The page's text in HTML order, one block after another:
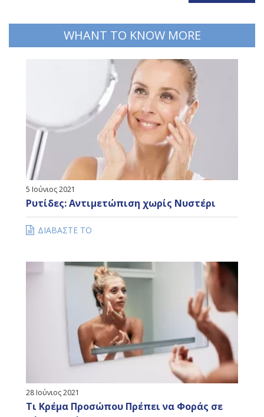
WHANT TO KNOW MORE
5 Ιούνιος 2021
Ρυτίδες: Αντιμετώπιση χωρίς Νυστέρι
ΔΙΑΒΑΣΤΕ ΤΟ
28 Ιούνιος 2021
Τι Κρέμα Προσώπου Πρέπει να Φοράς σε